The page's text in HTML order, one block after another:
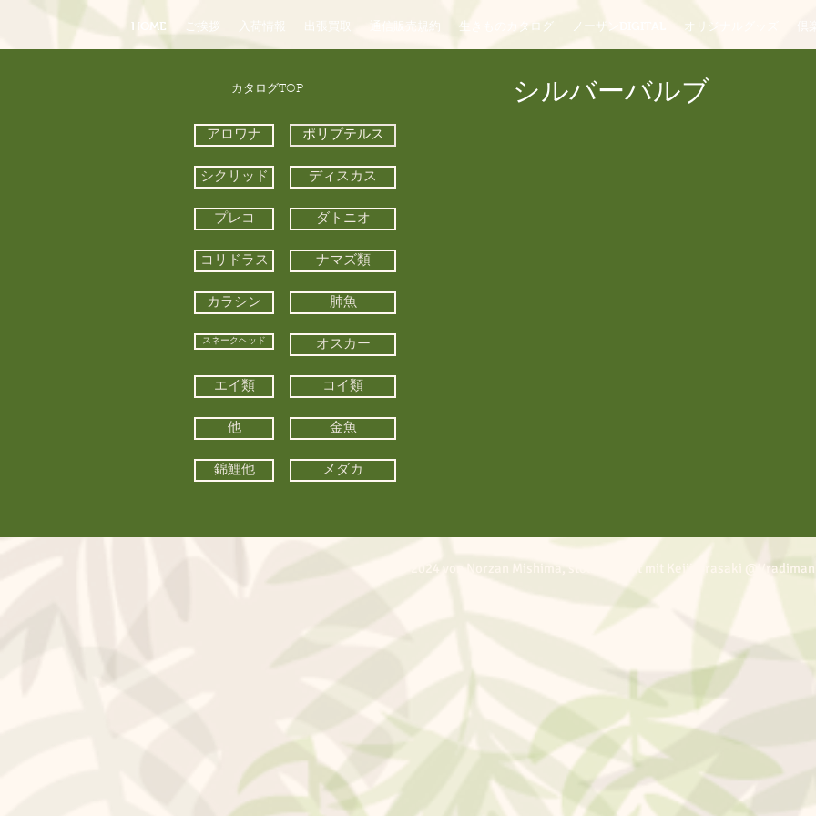
HOME ご挨拶 入荷情報 出張買取 通信販売規約 生きものカタログ ノーザンDIGITAL オリジナルグッズ
​カタログTOP
アロワナ ポリプテルス
シクリッド ディスカス
プレコ ダトニオ
コリドラス ナマズ類
カラシン 肺魚
スネークヘッド オスカー
エイ類 コイ類
他 金魚
錦鯉他 メダカ
シルバーバルブ
© 2024 von Norzan Mishima, stolz erstellt mit Keiji Urasaki